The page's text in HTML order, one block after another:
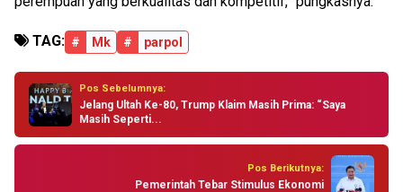
TAG: # Mk # parpol
Pos Sebelumnya:
Jelang Ultah Ke-80, Trump Klaim Masih Prima: “Saya
Masih Seperti...
Pos Berikutnya:
Pemerintah Tebar Stimulus Ekonomi